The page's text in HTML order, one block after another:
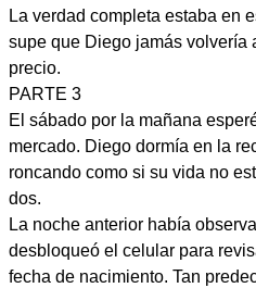
La verdad completa estaba en
supe que Diego jamás volvería
precio.
PARTE 3
El sábado por la mañana
mercado. Diego dormía en la
roncando como si su vida no
dos.
La noche anterior había
desbloqueó el celular para
fecha de nacimiento. Tan